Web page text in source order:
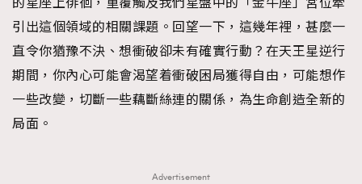
引出這個領域的相關課題。回望一下，這幾年裡，甚麼一
直令你猶豫不決、想衝破卻未有確實行動？在天王星逆行
期間，你內心可能會渴望着衝破困局獲得自由，可能想作
一些改變，切斷一些藕斷絲連的關係，為生命創造全新的
局面。
Advertisement